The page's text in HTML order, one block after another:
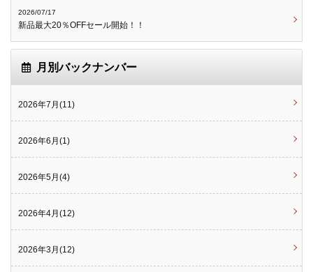
2026/07/17
新品最大20％OFFセール開始！！
月別バックナンバー
2026年7月(11)
2026年6月(1)
2026年5月(4)
2026年4月(12)
2026年3月(12)